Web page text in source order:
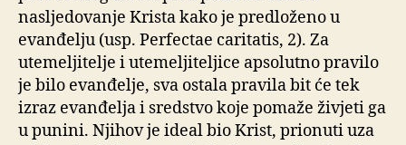
nasljedovanje Krista kako je predloženo u
evanđelju (usp. Perfectae caritatis, 2). Za
utemeljitelje i utemeljiteljice apsolutno pravilo
je bilo evanđelje, sva ostala pravila bit će tek
izraz evanđelja i sredstvo koje pomaže živjeti ga
u punini. Njihov je ideal bio Krist, prionuti uza